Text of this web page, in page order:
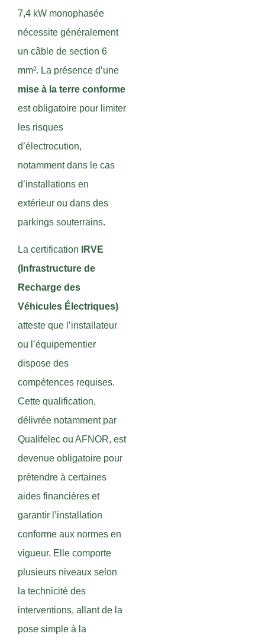
7,4 kW monophasée
nécessite généralement
un câble de section 6
mm². La présence d’une
mise à la terre conforme
est obligatoire pour limiter
les risques
d’électrocution,
notamment dans le cas
d’installations en
extérieur ou dans des
parkings souterrains.
La certification
IRVE
(Infrastructure de
Recharge des
Véhicules Électriques)
atteste que l’installateur
ou l’équipementier
dispose des
compétences requises.
Cette qualification,
délivrée notamment par
Qualifelec ou AFNOR, est
devenue obligatoire pour
prétendre à certaines
aides financières et
garantir l’installation
conforme aux normes en
vigueur. Elle comporte
plusieurs niveaux selon
la technicité des
interventions, allant de la
pose simple à la